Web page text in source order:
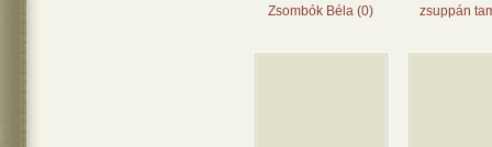
Zsombók Béla (0) zsuppán